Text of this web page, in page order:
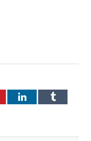
LinkedIn